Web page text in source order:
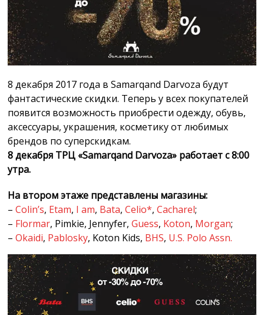
8 декабря 2017 года в Samarqand Darvoza будут
фантастические скидки. Теперь у всех покупателей
появится возможность приобрести одежду, обувь,
аксессуары, украшения, косметику от любимых
брендов по суперскидкам.
8 декабря ТРЦ «Samarqand Darvoza» работает с 8:00
утра.
На втором этаже представлены магазины:
–Colin’s, Etam, I am, Bata,Celio*,Cacharel;
– Flormar, Pimkie, Jennyfer,Guess, Koton, Morgan;
–Okaidi, Pablosky, Koton Kids, BHS, U.S. Polo Assn.